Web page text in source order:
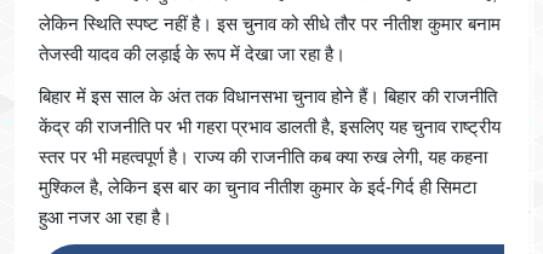
लेकिन स्थिति स्पष्ट नहीं है। इस चुनाव को सीधे तौर पर नीतीश कुमार बनाम
तेजस्वी यादव की लड़ाई के रूप में देखा जा रहा है।
बिहार में इस साल के अंत तक विधानसभा चुनाव होने हैं। बिहार की राजनीति
केंद्र की राजनीति पर भी गहरा प्रभाव डालती है, इसलिए यह चुनाव राष्ट्रीय
स्तर पर भी महत्वपूर्ण है। राज्य की राजनीति कब क्या रुख लेगी, यह कहना
मुश्किल है, लेकिन इस बार का चुनाव नीतीश कुमार के इर्द-गिर्द ही सिमटा
हुआ नजर आ रहा है।